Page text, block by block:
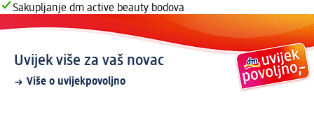
Sakupljanje dm active beauty bodova
Uvijek više za vaš novac
Više o uvijekpovoljno